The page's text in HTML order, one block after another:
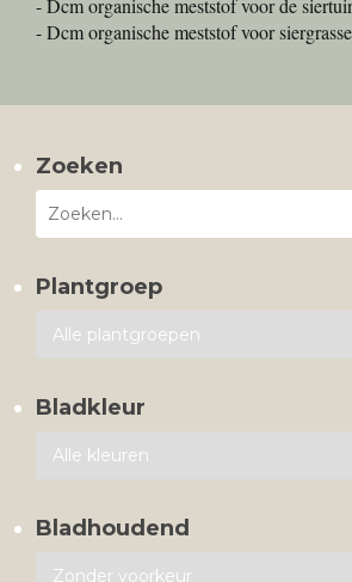
- Dcm organische meststof voor de
- Dcm organische meststof voor
Zoeken
Plantgroep
Bladkleur
Bladhoudend